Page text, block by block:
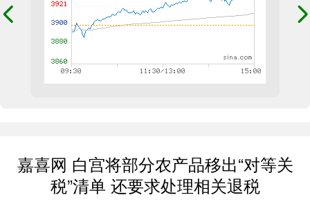
嘉喜网 白宫将部分农产品移出“对等关
税”清单 还要求处理相关退税